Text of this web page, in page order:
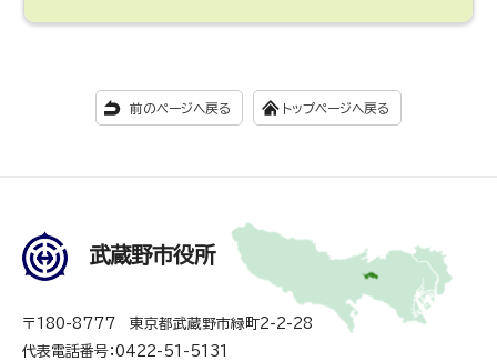
前のページへ戻る トップページへ戻る
武蔵野市役所
〒180-8777 東京都武蔵野市緑町2-2-28
代表電話番号：0422-51-5131